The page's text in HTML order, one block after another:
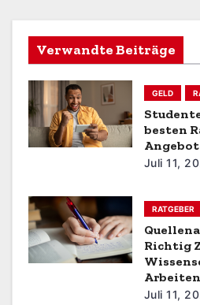
v
i
g
a
i
o
n
Verwandte Beiträge
GELD
besten
Juli 11,
RATGEBER
Richtig
Arbeiten
Juli 11,